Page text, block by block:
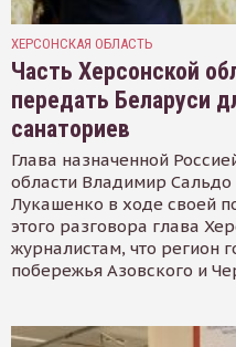
ХЕРСОНСКАЯ ОБЛАСТЬ
Часть Херсонской
передать Беларуси
санаториев
Глава назначенной
области Владимир
Лукашенко в ходе своей
этого разговора глава
журналистам, что регион
побережья Азовского и